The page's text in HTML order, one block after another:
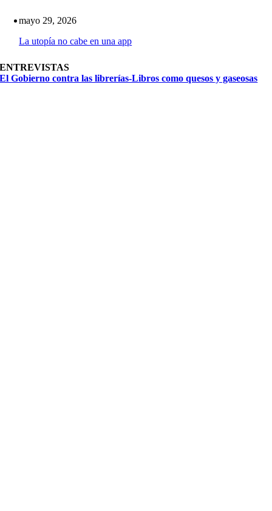
mayo 29, 2026
La utopía no cabe en una app
ENTREVISTAS
El Gobierno contra las librerías-Libros como quesos y gaseosas